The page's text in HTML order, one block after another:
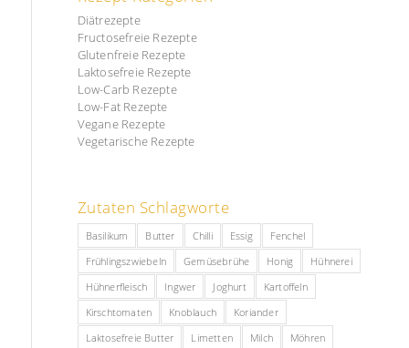
Diätrezepte
Fructosefreie Rezepte
Glutenfreie Rezepte
Laktosefreie Rezepte
Low-Carb Rezepte
Low-Fat Rezepte
Vegane Rezepte
Vegetarische Rezepte
Zutaten Schlagworte
Basilikum Butter Chilli Essig
Fenchel
Frühlingszwiebeln
Gemüsebrühe Honig
Hühnerei
Hühnerfleisch
Ingwer Joghurt
Kartoffeln
Kirschtomaten
Knoblauch
Koriander
Laktosefreie Butter
Limetten Milch Möhren